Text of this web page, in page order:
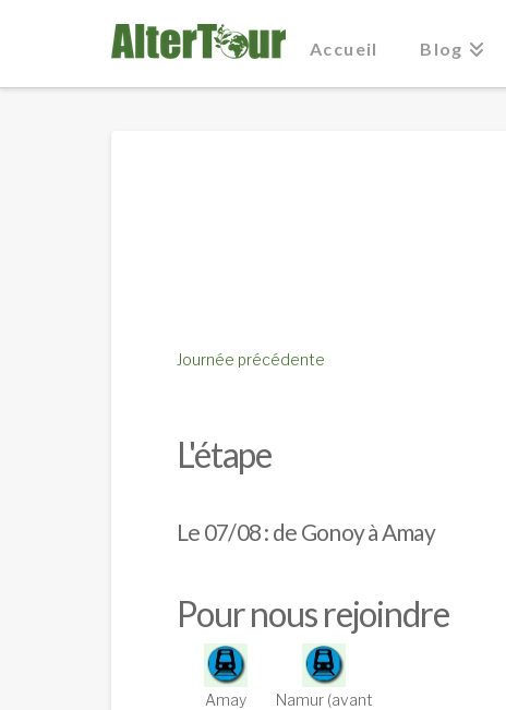
Accueil Blog
Journée précédente
L'étape
Le 07/08 : de Gonoy à Amay
Pour nous rejoindre
Amay
Namur (avant